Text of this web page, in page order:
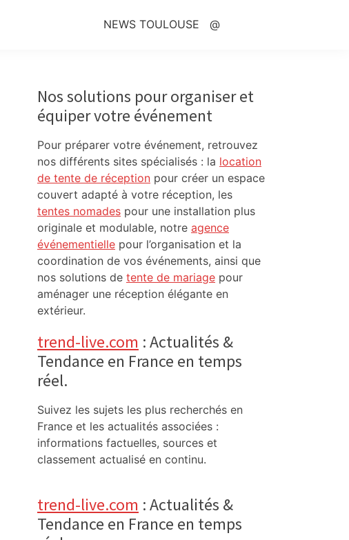
NEWS TOULOUSE @
Sidebar
Nos solutions pour organiser et
équiper votre événement
Pour préparer votre événement, retrouvez
nos différents sites spécialisés : la location
de tente de réception pour créer un espace
couvert adapté à votre réception, les
tentes nomades pour une installation plus
originale et modulable, notre agence
événementielle pour l’organisation et la
coordination de vos événements, ainsi que
nos solutions de tente de mariage pour
aménager une réception élégante en
extérieur.
trend-live.com : Actualités &
Tendance en France en temps
réel.
Suivez les sujets les plus recherchés en
France et les actualités associées :
informations factuelles, sources et
classement actualisé en continu.
trend-live.com : Actualités &
Tendance en France en temps